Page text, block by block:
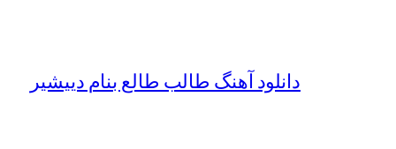
دانلود آهنگ طالب طالع بنام دییشیر